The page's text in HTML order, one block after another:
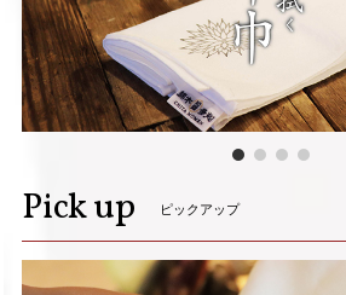
Pick up ピックアップ